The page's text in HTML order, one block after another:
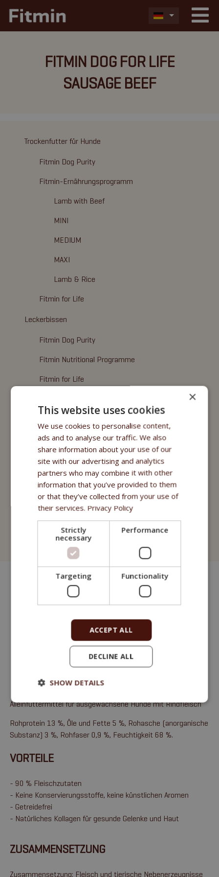
FITMIN DOG FOR LIFE
SAUSAGE BEEF
Trockenfutter für Hunde
Fitmin Dog Purity
Fitmin-Ernährungsprogramm
Lamb with Beef
MINI
MEDIUM
MAXI
Lamb & Rice
Fitmin for Life
Leckerbissen
Fitmin Dog Purity
Fitmin Nutritional Programme
Fitmin for Life
Nutritional Programme
Fitmin For Life
Nahrungsergänzungsmittel
Purity - Apotheke Fitmin
Kosmetik
Fitmin for Life
Alleinfuttermittel für ausgewachsene Hunde mit Rindfleisch
Rohprotein 13 %, Öle und Fette 5 %, Rohasche (anorganische
Substanz) 3 %, Rohfaser 0,9 %, Feuchtigkeit 68 %.
VORTEILE
- 90 % Fleischzutaten
- Keine Konservierungsstoffe, keine künstlichen Aromen
- Getreidefrei
- Natürliches Kollagen für gesunde Gelenke und Haut
ZUSAMMENSETZUNG
Zusammensetzung: Fleisch und tierische Nebenerzeugnisse
×
This website uses cookies
We use cookies to personalise content,
ads and to analyse our traffic. We also
share information about your use of our
site with our advertising and analytics
partners who may combine it with other
information that you’ve provided to them
or that they’ve collected from your use of
their services. Privacy Policy
Strictly
necessary
Performance
Targeting Functionality
ACCEPT ALL
DECLINE ALL
SHOW DETAILS